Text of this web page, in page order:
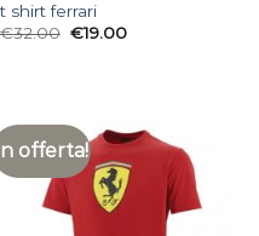
t shirt ferrari
€32.00 €19.00
offerta!